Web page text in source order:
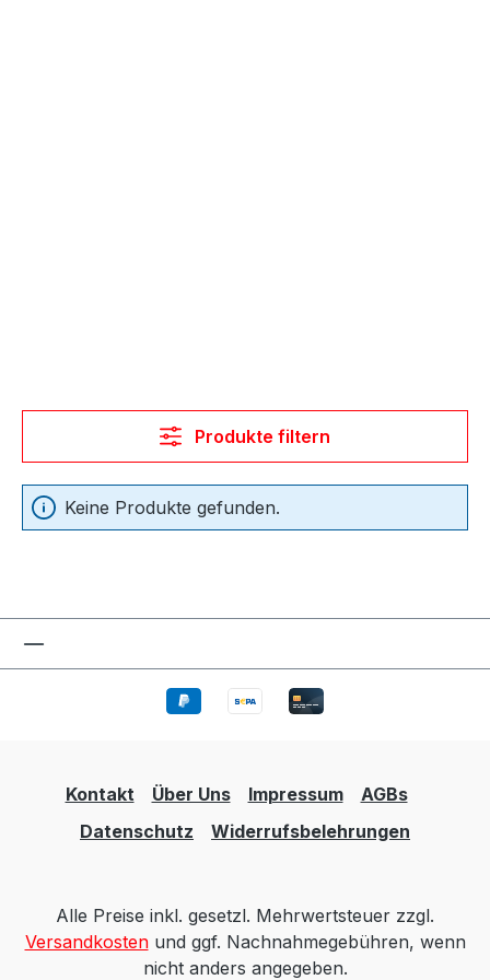
Produkte filtern
Keine Produkte gefunden.
Kontakt Über Uns Impressum
AGBs
Datenschutz
Widerrufsbelehrungen
Alle Preise inkl. gesetzl. Mehrwertsteuer zzgl.
Versandkostenund ggf. Nachnahmegebühren, wenn
nicht anders angegeben.